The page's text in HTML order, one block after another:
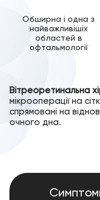
Обширна і одна з
найважливішіх
областей в
офтальмології
Вітреоретинальна
мікрооперації на
спрямовані на
очного дна.